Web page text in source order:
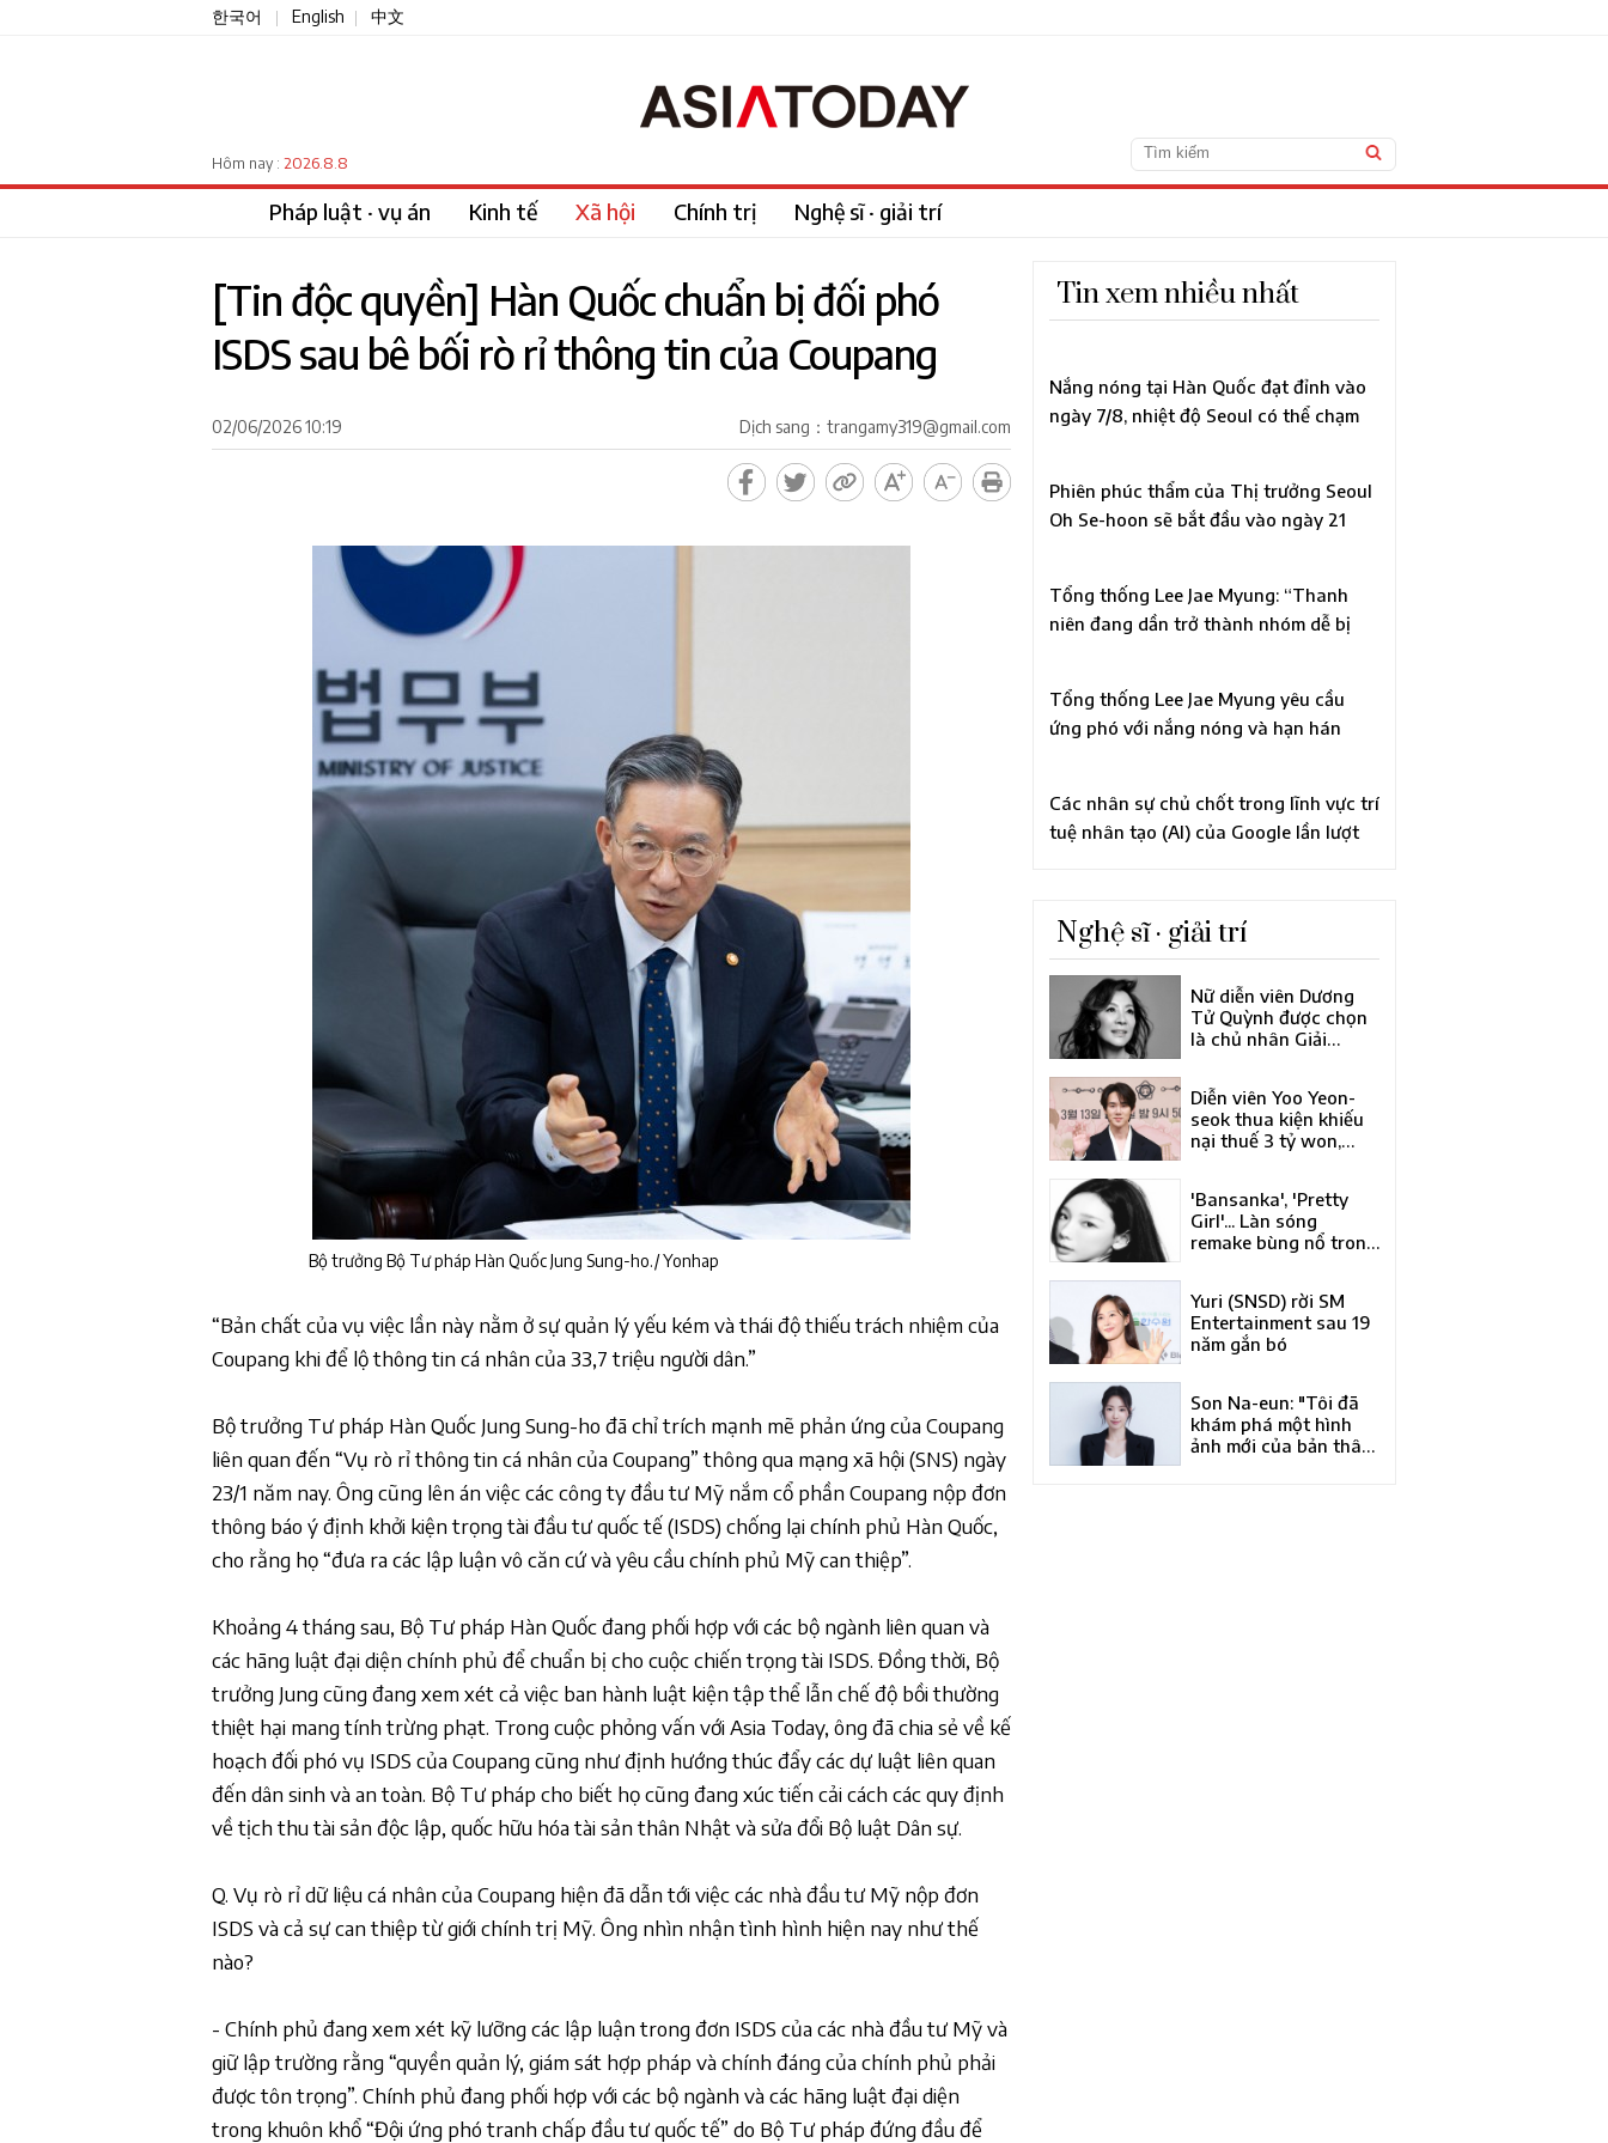
한국어 English 中文
Hôm nay : 2026.8.8
Pháp luật · vụ án Kinh tế Xã hội Chính trị Nghệ sĩ · giải trí
[Tin độc quyền] Hàn Quốc chuẩn bị đối phó
ISDS sau bê bối rò rỉ thông tin của Coupang
02/06/2026 10:19 Dịch sang：trangamy319@gmail.com
Bộ trưởng Bộ Tư pháp Hàn Quốc Jung Sung-ho./ Yonhap
“Bản chất của vụ việc lần này nằm ở sự quản lý yếu kém và thái độ thiếu trách nhiệm của
Coupang khi để lộ thông tin cá nhân của 33,7 triệu người dân.”
Bộ trưởng Tư pháp Hàn Quốc Jung Sung-ho đã chỉ trích mạnh mẽ phản ứng của Coupang
liên quan đến “Vụ rò rỉ thông tin cá nhân của Coupang” thông qua mạng xã hội (SNS) ngày
23/1 năm nay. Ông cũng lên án việc các công ty đầu tư Mỹ nắm cổ phần Coupang nộp đơn
thông báo ý định khởi kiện trọng tài đầu tư quốc tế (ISDS) chống lại chính phủ Hàn Quốc,
cho rằng họ “đưa ra các lập luận vô căn cứ và yêu cầu chính phủ Mỹ can thiệp”.
Khoảng 4 tháng sau, Bộ Tư pháp Hàn Quốc đang phối hợp với các bộ ngành liên quan và
các hãng luật đại diện chính phủ để chuẩn bị cho cuộc chiến trọng tài ISDS. Đồng thời, Bộ
trưởng Jung cũng đang xem xét cả việc ban hành luật kiện tập thể lẫn chế độ bồi thường
thiệt hại mang tính trừng phạt. Trong cuộc phỏng vấn với Asia Today, ông đã chia sẻ về kế
hoạch đối phó vụ ISDS của Coupang cũng như định hướng thúc đẩy các dự luật liên quan
đến dân sinh và an toàn. Bộ Tư pháp cho biết họ cũng đang xúc tiến cải cách các quy định
về tịch thu tài sản độc lập, quốc hữu hóa tài sản thân Nhật và sửa đổi Bộ luật Dân sự.
Q. Vụ rò rỉ dữ liệu cá nhân của Coupang hiện đã dẫn tới việc các nhà đầu tư Mỹ nộp đơn
ISDS và cả sự can thiệp từ giới chính trị Mỹ. Ông nhìn nhận tình hình hiện nay như thế
nào?
- Chính phủ đang xem xét kỹ lưỡng các lập luận trong đơn ISDS của các nhà đầu tư Mỹ và
giữ lập trường rằng “quyền quản lý, giám sát hợp pháp và chính đáng của chính phủ phải
được tôn trọng”. Chính phủ đang phối hợp với các bộ ngành và các hãng luật đại diện
trong khuôn khổ “Đội ứng phó tranh chấp đầu tư quốc tế” do Bộ Tư pháp đứng đầu để
Tin xem nhiều nhất
Nắng nóng tại Hàn Quốc đạt đỉnh vào
ngày 7/8, nhiệt độ Seoul có thể chạm
Phiên phúc thẩm của Thị trưởng Seoul
Oh Se-hoon sẽ bắt đầu vào ngày 21
Tổng thống Lee Jae Myung: “Thanh
niên đang dần trở thành nhóm dễ bị
Tổng thống Lee Jae Myung yêu cầu
ứng phó với nắng nóng và hạn hán
Các nhân sự chủ chốt trong lĩnh vực trí
tuệ nhân tạo (AI) của Google lần lượt
Nghệ sĩ · giải trí
Nữ diễn viên Dương
Tử Quỳnh được chọn
là chủ nhân Giải
hoan phim quốc tế
Busan lần thứ 31
Diễn viên Yoo Yeon-
seok thua kiện khiếu
nại thuế 3 tỷ won,
thuế
'Bansanka', 'Pretty
Girl'... Làn sóng
remake bùng nổ trong
Yuri (SNSD) rời SM
Entertainment sau 19
năm gắn bó
Son Na-eun: "Tôi đã
khám phá một hình
ảnh mới của bản thân